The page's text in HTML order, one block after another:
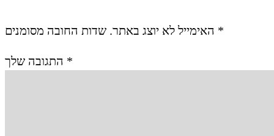
האימייל לא יוצג באתר. *
*